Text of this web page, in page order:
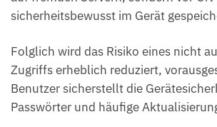
sicherheitsbewusst im Gerät
Folglich wird das Risiko eines nicht
Zugriffs erheblich reduziert,
Benutzer sicherstellt die
Passwörter und häufige